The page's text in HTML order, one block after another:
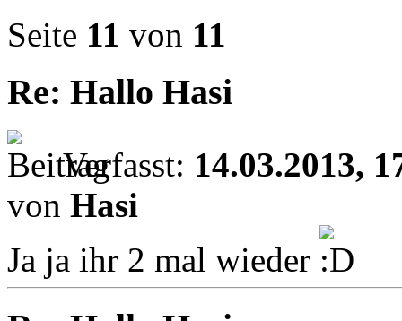
Seite 11 von 11
Re: Hallo Hasi
Verfasst: 14.03.2013,
von Hasi
Ja ja ihr 2 mal wieder